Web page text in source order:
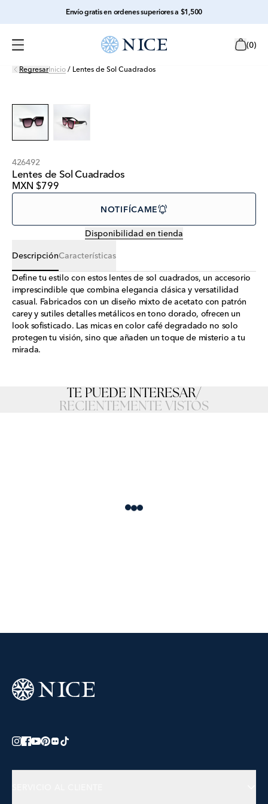
Envío gratis en ordenes superiores a $1,500
(0)
RegresarInicio / Lentes de Sol Cuadrados
426492
Lentes de Sol Cuadrados
MXN $799
NOTIFÍCAME
Disponibilidad en tienda
DescripciónCaracterísticas
Define tu estilo con estos lentes de sol cuadrados, un accesorio
imprescindible que combina elegancia clásica y versatilidad
casual. Fabricados con un diseño mixto de acetato con patrón
carey y sutiles detalles metálicos en tono dorado, ofrecen un
look sofisticado. Las micas en color café degradado no solo
protegen tu visión, sino que añaden un toque de misterio a tu
mirada.
TE PUEDE INTERESAR/
RECIENTEMENTE VISTOS
Loading